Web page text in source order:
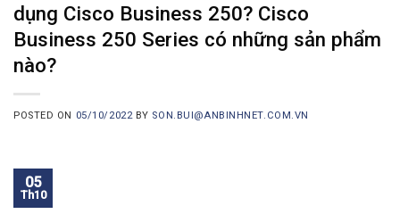
dụng Cisco Business 250? Cisco
Business 250 Series có những sản phẩm
nào?
POSTED ON 05/10/2022 BY SON.BUI@ANBINHNET.COM.VN
05
Th10